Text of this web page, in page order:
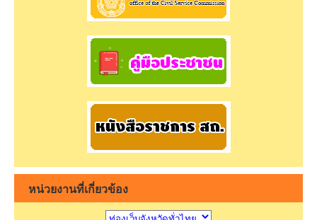
หน่วยงานที่เกี่ยวข้อง